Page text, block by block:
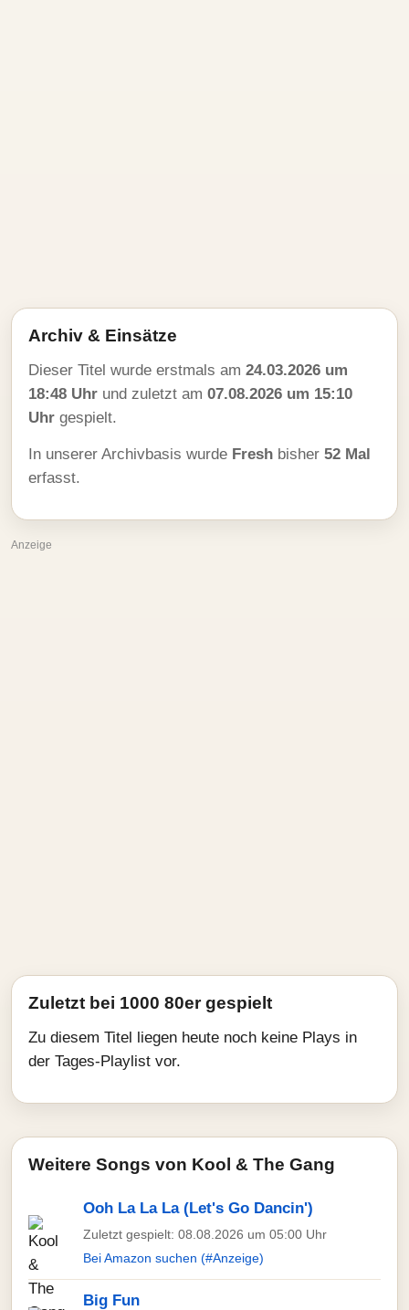
Archiv & Einsätze
Dieser Titel wurde erstmals am 24.03.2026 um
18:48 Uhr und zuletzt am 07.08.2026 um 15:10
Uhr gespielt.
In unserer Archivbasis wurde Fresh bisher 52 Mal
erfasst.
Anzeige
Zuletzt bei 1000 80er gespielt
Zu diesem Titel liegen heute noch keine Plays in
der Tages-Playlist vor.
Weitere Songs von Kool & The Gang
Ooh La La La (Let's Go Dancin')
Zuletzt gespielt: 08.08.2026 um 05:00 Uhr
Bei Amazon suchen (#Anzeige)
Big Fun